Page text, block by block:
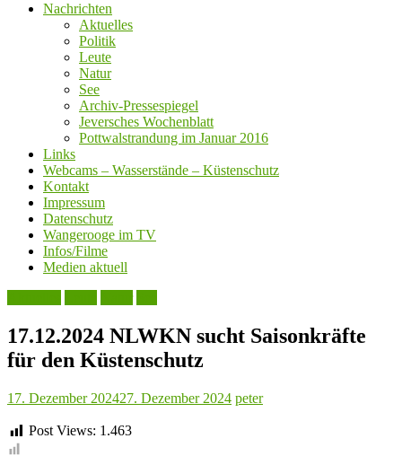
Nachrichten
Aktuelles
Politik
Leute
Natur
See
Archiv-Pressespiegel
Jeversches Wochenblatt
Pottwalstrandung im Januar 2016
Links
Webcams – Wasserstände – Küstenschutz
Kontakt
Impressum
Datenschutz
Wangerooge im TV
Infos/Filme
Medien aktuell
17.12.2024 NLWKN sucht Saisonkräfte
für den Küstenschutz
17. Dezember 202427. Dezember 2024 peter
Post Views: 1.463